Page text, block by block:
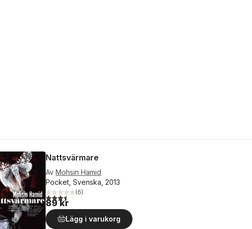
Nattsvärmare
Av Mohsin Hamid
Pocket, Svenska, 2013
3,5utav 5 stjärnor. Totalt antal röster:
(6)
89 kr
Lägg i varukorg